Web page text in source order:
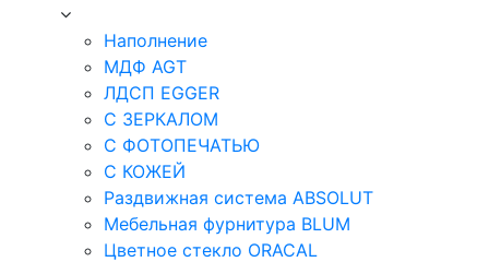
Наполнение
МДФ AGT
ЛДСП EGGER
С ЗЕРКАЛОМ
С ФОТОПЕЧАТЬЮ
С КОЖЕЙ
Раздвижная система ABSOLUT
Мебельная фурнитура BLUM
Цветное стекло ORACAL